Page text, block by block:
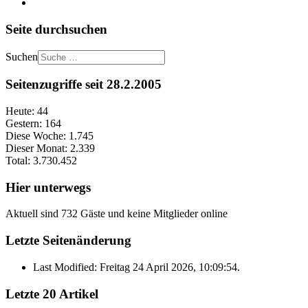
Seite durchsuchen
Suchen
Seitenzugriffe seit 28.2.2005
Heute: 44
Gestern: 164
Diese Woche: 1.745
Dieser Monat: 2.339
Total: 3.730.452
Hier unterwegs
Aktuell sind 732 Gäste und keine Mitglieder online
Letzte Seitenänderung
Last Modified: Freitag 24 April 2026, 10:09:54.
Letzte 20 Artikel